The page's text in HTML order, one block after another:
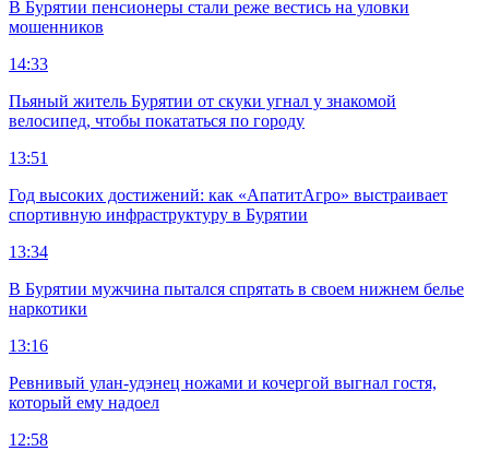
В Бурятии пенсионеры стали реже вестись на уловки
мошенников
14:33
Пьяный житель Бурятии от скуки угнал у знакомой
велосипед, чтобы покататься по городу
13:51
Год высоких достижений: как «АпатитАгро» выстраивает
спортивную инфраструктуру в Бурятии
13:34
В Бурятии мужчина пытался спрятать в своем нижнем белье
наркотики
13:16
Ревнивый улан-удэнец ножами и кочергой выгнал гостя,
который ему надоел
12:58